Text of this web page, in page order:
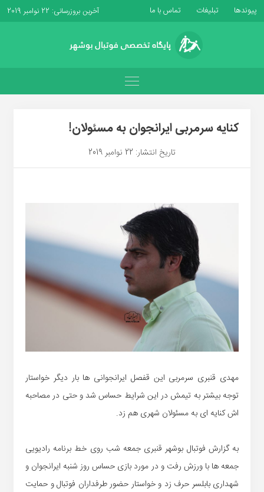
پیوندها تبلیغات تماس با ما آخرین بروزرسانی: 22 نوامبر 2019
کنایه سرمربی ایرانجوان به مسئولان!
تاریخ انتشار: 22 نوامبر 2019
مهدی قنبری سرمربی این قفصل ایرانجوانی ها بار دیگر خواستار
توجه بیشتر به تیمش در این شرایط حساس شد و حتی در مصاحبه
اش کنایه ای به مسئولان شهری هم زد.
به گزارش فوتبال بوشهر قنبری جمعه شب روی خط برنامه رادیویی
جمعه ها با ورزش رفت و در مورد بازی حساس روز شنبه ایرانجوان و
شهداری بابلسر حرف زد و خواستار حضور طرفداران فوتبال و حمایت